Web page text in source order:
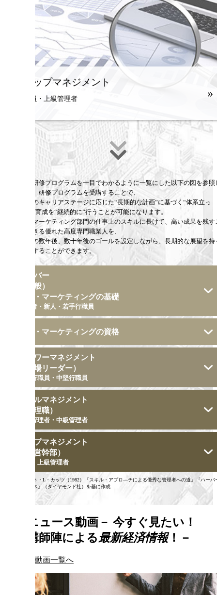
トップマネジメント
役員・上級管理者 »
上記の研修プログラムを一目でわかるように一覧にした以下の図を参照
ながら、研修プログラムを受講することで、
受講者のキャリアステージに応じた“長期的な計画”に基づく“体系立っ
た”人材育成を“継続的に”行うことが可能になります。
企画・マーケティング部門の仕事上のスキルに長けて、高い成果を残す
とができる優れた高度専門職業人を、
受講者の数年後、数十年後のゴールを設定しながら、長期的な展望を持
て育成することができます。
トップマネジメント
（経営幹部）
役員・上級管理者
ミドルマネジメント
（管理職）
初級管理者・中級管理者
ローワーマネジメント
（職場リーダー）
若手行職員・中堅行職員
企画・マーケティングの資格
メンバー
（一般）
企画・マーケティングの基礎
内定者・新人・若手行職員
ロバート・L・カッツ（1982）『スキル・アプロ―チによる優秀な管理者への道』『ハーバ
ドビジネス』（ダイヤモンド社）を基に作成
新着ニュース動画 － 今すぐ見たい！
一流講師陣による最新経済情報！ －
ニュース動画一覧へ